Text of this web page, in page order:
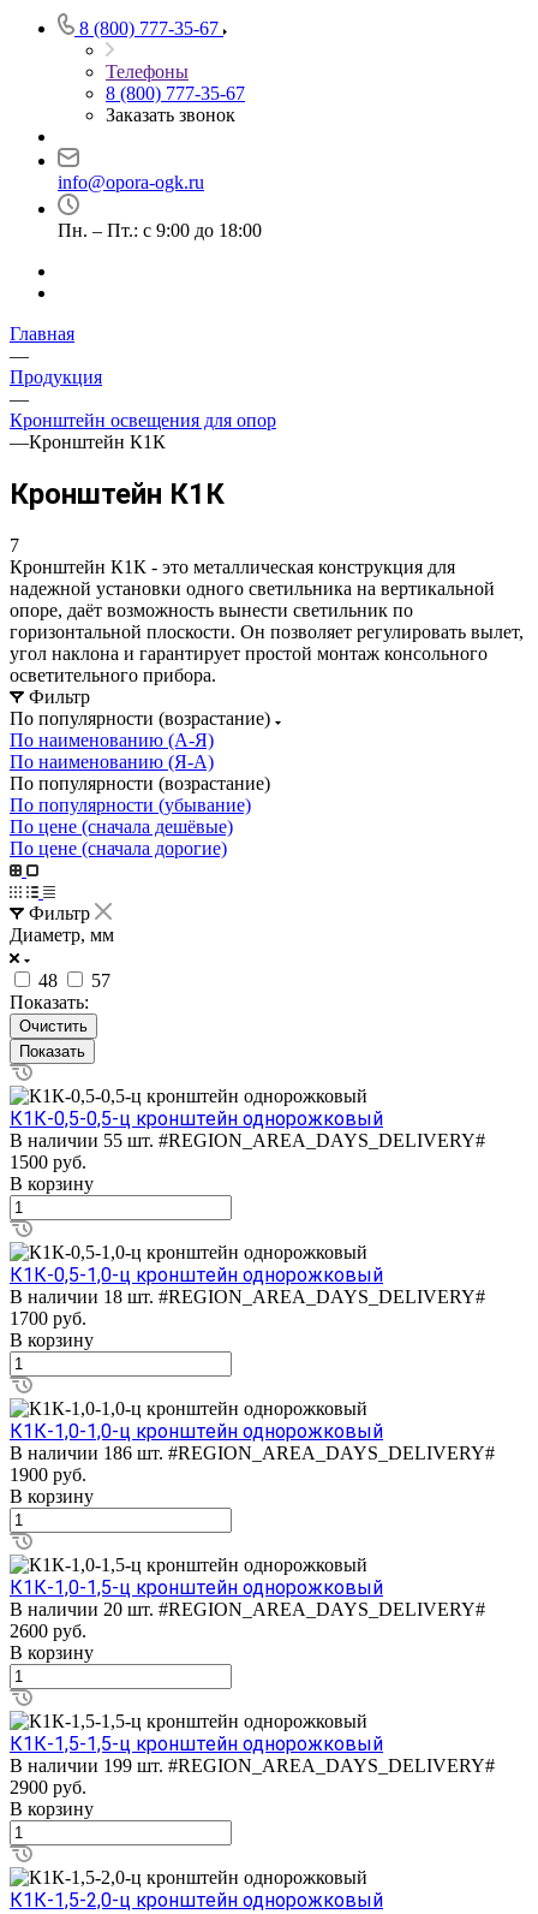
8 (800) 777-35-67
Телефоны
8 (800) 777-35-67
Заказать звонок
info@opora-ogk.ru
Пн. – Пт.: с 9:00 до 18:00
Главная
—
Продукция
—
Кронштейн освещения для опор
—Кронштейн К1К
Кронштейн К1К
7
Кронштейн К1К - это металлическая конструкция для
надежной установки одного светильника на вертикальной
опоре, даёт возможность вынести светильник по
горизонтальной плоскости. Он позволяет регулировать вылет,
угол наклона и гарантирует простой монтаж консольного
осветительного прибора.
Фильтр
По популярности (возрастание)
По наименованию (А-Я)
По наименованию (Я-А)
По популярности (возрастание)
По популярности (убывание)
По цене (сначала дешёвые)
По цене (сначала дорогие)
Фильтр
Диаметр, мм
48
57
Показать:
Очистить
К1К-0,5-0,5-ц кронштейн однорожковый
В наличии 55 шт. #REGION_AREA_DAYS_DELIVERY#
1500 руб.
В корзину
К1К-0,5-1,0-ц кронштейн однорожковый
В наличии 18 шт. #REGION_AREA_DAYS_DELIVERY#
1700 руб.
В корзину
К1К-1,0-1,0-ц кронштейн однорожковый
В наличии 186 шт. #REGION_AREA_DAYS_DELIVERY#
1900 руб.
В корзину
К1К-1,0-1,5-ц кронштейн однорожковый
В наличии 20 шт. #REGION_AREA_DAYS_DELIVERY#
2600 руб.
В корзину
К1К-1,5-1,5-ц кронштейн однорожковый
В наличии 199 шт. #REGION_AREA_DAYS_DELIVERY#
2900 руб.
В корзину
К1К-1,5-2,0-ц кронштейн однорожковый